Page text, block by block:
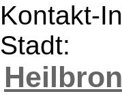
Kontakt-
Stadt: